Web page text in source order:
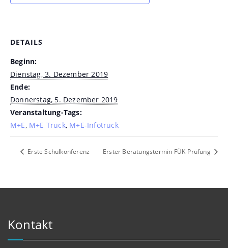
DETAILS
Beginn:
Dienstag, 3. Dezember 2019
Ende:
Donnerstag, 5. Dezember 2019
Veranstaltung-Tags:
M+E, M+E Truck, M+E-Infotruck
Erste Schulkonferenz Erster Beratungstermin FÜK-Prüfung
Kontakt